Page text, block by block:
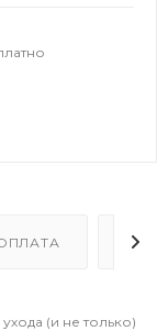
(и не только)